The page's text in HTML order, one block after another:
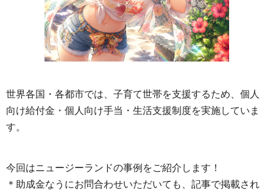
世界各国・各都市では、子育て世帯を支援するため、個人
向け給付金・個人向け手当・生活支援制度を実施していま
す。
今回はニュージーランドの事例をご紹介します！
＊助成金なうにお問合わせいただいても、記事で掲載され